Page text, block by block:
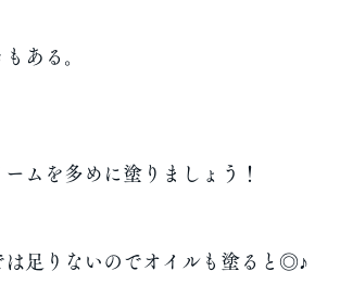
ある。
ムを多めに塗りましょう！
足りないのでオイルも塗ると◎♪